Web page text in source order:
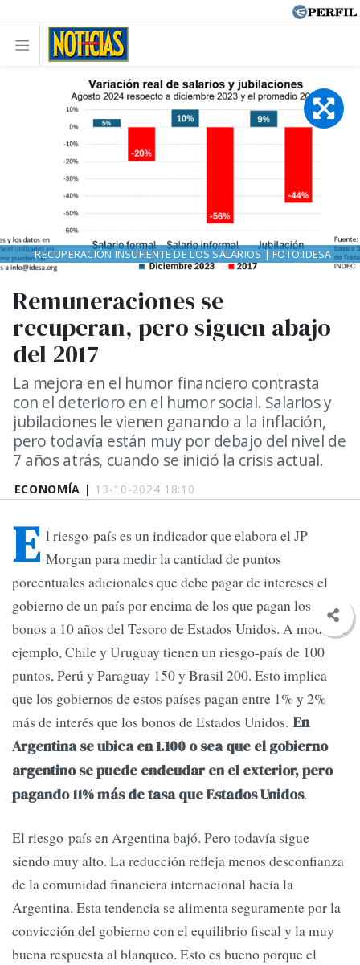
ECONOMÍA | 13-10-2024 18:10
Remuneraciones se
recuperan, pero siguen abajo
del 2017
La mejora en el humor financiero contrasta
con el deterioro en el humor social. Salarios y
jubilaciones le vienen ganando a la inflación,
pero todavía están muy por debajo del nivel de
7 años atrás, cuando se inició la crisis actual.
RECUPERACIÓN INSUFIENTE DE LOS SALARIOS | FOTO:IDESA
E l riesgo-país es un indicador que elabora el JP
Morgan para medir la cantidad de puntos
porcentuales adicionales que debe pagar de intereses el
gobierno de un país por encima de los que pagan los
bonos a 10 años del Tesoro de Estados Unidos. A modo de
ejemplo, Chile y Uruguay tienen un riesgo-país de 100
puntos, Perú y Paraguay 150 y Brasil 200. Esto implica
que los gobiernos de estos países pagan entre 1% y 2%
más de interés que los bonos de Estados Unidos. En
Argentina se ubica en 1.100 o sea que el gobierno
argentino se puede endeudar en el exterior, pero
pagando 11% más de tasa que Estados Unidos.
El riesgo-país en Argentina bajó. Pero todavía sigue
siendo muy alto. La reducción refleja menos desconfianza
de la comunidad financiera internacional hacia la
Argentina. Esta tendencia se alimenta seguramente por la
convicción del gobierno con el equilibrio fiscal y la muy
buena respuesta al blanqueo. Esto es bueno porque el